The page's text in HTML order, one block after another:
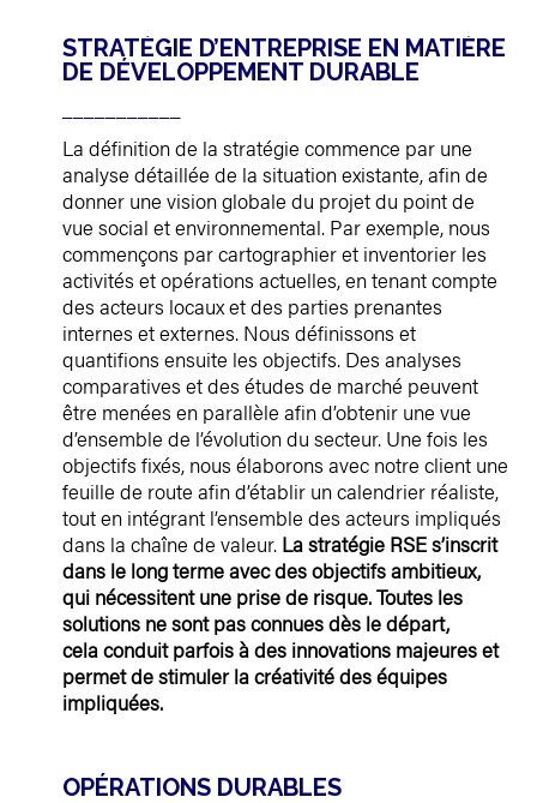
STRATÉGIE D’ENTREPRISE EN MATIÈRE
DE DÉVELOPPEMENT DURABLE
La définition de la stratégie commence par une
analyse détaillée de la situation existante, afin de
donner une vision globale du projet du point de
vue social et environnemental. Par exemple, nous
commençons par cartographier et inventorier les
activités et opérations actuelles, en tenant compte
des acteurs locaux et des parties prenantes
internes et externes. Nous définissons et
quantifions ensuite les objectifs. Des analyses
comparatives et des études de marché peuvent
être menées en parallèle afin d’obtenir une vue
d’ensemble de l’évolution du secteur. Une fois les
objectifs fixés, nous élaborons avec notre client une
feuille de route afin d’établir un calendrier réaliste,
tout en intégrant l’ensemble des acteurs impliqués
dans la chaîne de valeur. La stratégie RSE s’inscrit
dans le long terme avec des objectifs ambitieux,
qui nécessitent une prise de risque. Toutes les
solutions ne sont pas connues dès le départ,
cela conduit parfois à des innovations majeures et
permet de stimuler la créativité des équipes
impliquées.
OPÉRATIONS DURABLES